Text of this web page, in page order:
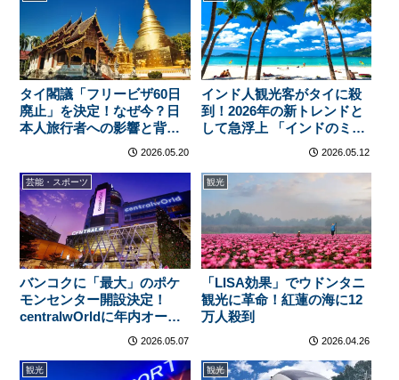
タイ閣議「フリービザ60日
廃止」を決定！なぜ今？日
本人旅行者への影響と背景
2026.05.20
インド人観光客がタイに殺
到！2026年の新トレンドと
して急浮上 「インドのミド
ルクラスがタイを発見」2026.05.12
芸能・スポーツ
バンコクに「最大」のポケ
モンセンター開設決定！
centralwOrldに年内オープ
2026.05.07
観光
「LISA効果」でウドンタニ
観光に革命！紅蓮の海に12
万人殺到
2026.04.26
観光 観光